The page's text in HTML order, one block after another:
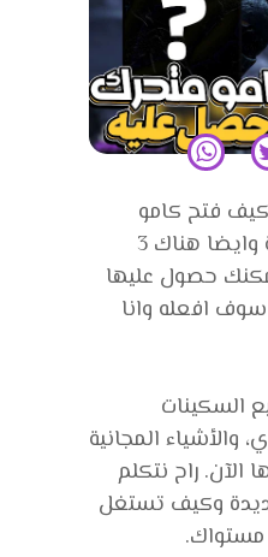
فتح كامو
متحرك سري بسهولة وايضا هناك 3
حصول عليها
افعله وانا
السكينات
والأشياء المجانية
الآن. راح نتكلم
وكيف تستغل
مستواك.